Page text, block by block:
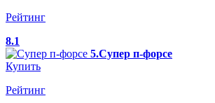
Рейтинг
8.1
5.Супер п-форсе
Купить
Рейтинг